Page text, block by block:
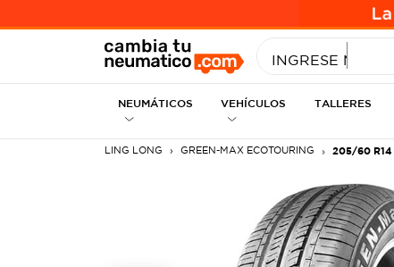
INGRESE
NEUMÁTICOS VEHÍCULOS TALLERES
LING LONG GREEN-MAX ECOTOURING 205/60 R14